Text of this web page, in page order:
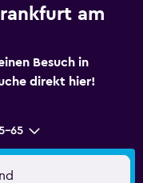
am
Besuch in
direkt hier!
65